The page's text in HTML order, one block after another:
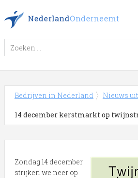
Bedrijven in Nederland Nieuws
14 december kerstmarkt op
Zondag 14 december
strijken we neer op